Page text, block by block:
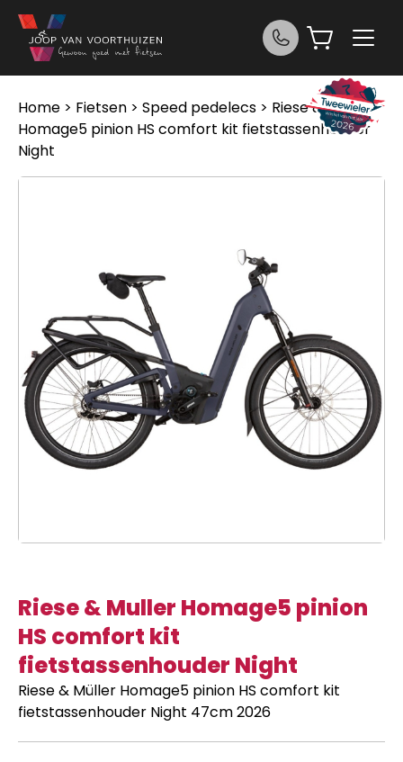
Ga naar de inhoud
Home > Fietsen > Speed pedelecs > Riese & Muller
Homage5 pinion HS comfort kit fietstassenhouder
Night
Riese & Muller Homage5 pinion
HS comfort kit
fietstassenhouder Night
Riese & Müller Homage5 pinion HS comfort kit
fietstassenhouder Night 47cm 2026